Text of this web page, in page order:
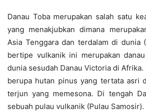
Danau Toba merupakan salah satu
yang menakjubkan dimana
Asia Tenggara dan terdalam di dunia
bertipe vulkanik ini merupakan
dunia sesudah Danau Victoria di Afrika.
berupa hutan pinus yang tertata asri
terjun yang memesona. Di tengah
sebuah pulau vulkanik (Pulau Samosir).